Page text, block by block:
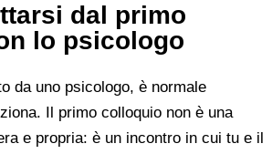
dal primo
lo psicologo
da uno psicologo, è normale
Il primo colloquio non è una
e propria: è un incontro in cui tu e il